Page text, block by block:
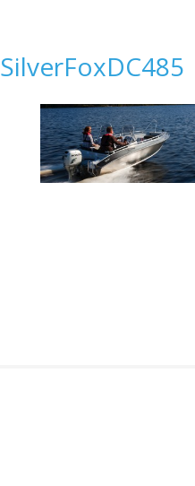
SilverFoxDC485